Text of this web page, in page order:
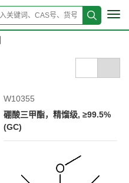
W10355
硼酸三甲酯，精馏级, ≥99.5%
(GC)